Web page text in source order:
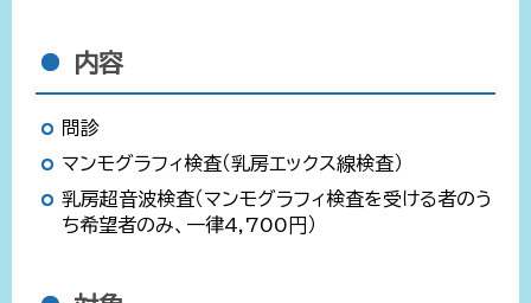
内容
問診
マンモグラフィ検査（乳房エックス線検査）
乳房超音波検査（マンモグラフィ検査を受ける者のう
ち希望者のみ、一律4,700円）